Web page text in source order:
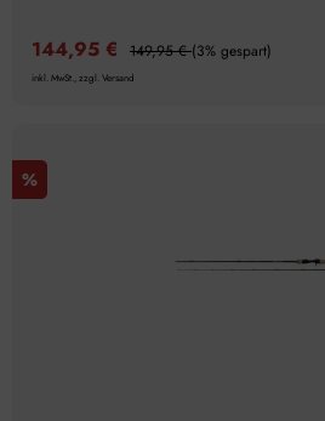
144,95 € 149,95 €(3% gespart)
inkl. MwSt., zzgl. Versand
%